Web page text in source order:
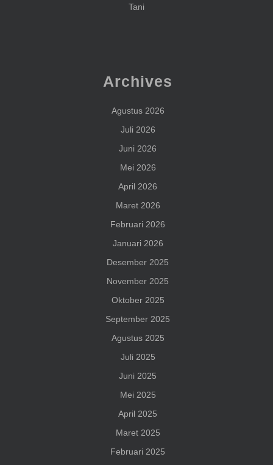
Tani
Archives
Agustus 2026
Juli 2026
Juni 2026
Mei 2026
April 2026
Maret 2026
Februari 2026
Januari 2026
Desember 2025
November 2025
Oktober 2025
September 2025
Agustus 2025
Juli 2025
Juni 2025
Mei 2025
April 2025
Maret 2025
Februari 2025